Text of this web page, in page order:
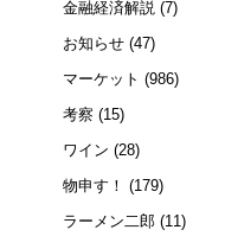
金融経済解説 (7)
お知らせ (47)
マーケット (986)
考察 (15)
ワイン (28)
物申す！ (179)
ラーメン二郎 (11)